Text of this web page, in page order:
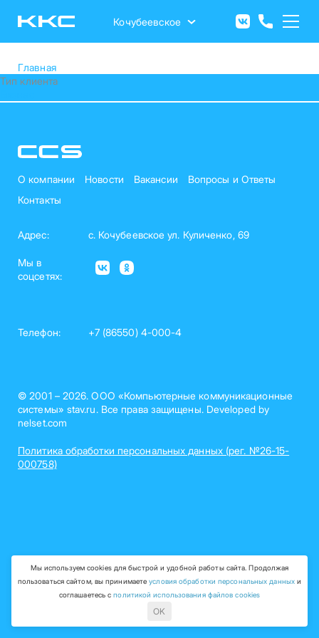
Кочубеевское
Главная
Тип клиента
Мы используем cookies для быстрой и удобной работы сайта. Продолжая
пользоваться сайтом, вы принимаетеусловия обработки персональных данных и
соглашаетесь сполитикой использования файлов cookies
OK
О компании Новости Вакансии
Вопросы и Ответы
Контакты
Адрес: с. Кочубеевское ул. Куличенко, 69
Мы в
соцсетях:
Телефон: +7 (86550) 4-000-4
© 2001 – 2026. ООО «Компьютерные коммуникационные
системы» stav.ru. Все права защищены. Developed by
nelset.com
Политика обработки персональных данных (рег. №26-15-
000758)